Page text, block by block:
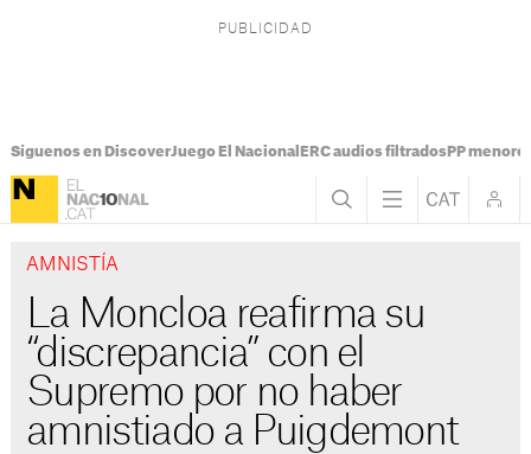
Síguenos en DiscoverJuego El Nacional ERC audios filtradosPP
AMNISTÍA
La Moncloa reafirma su
“discrepancia” con el
Supremo por no haber
amnistiado a Puigdemont